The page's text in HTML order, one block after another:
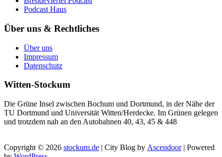
Podcast Haus
Über uns & Rechtliches
Über uns
Impressum
Datenschutz
Witten-Stockum
Die Grüne Insel zwischen Bochum und Dortmund, in der Nähe der
TU Dortmund und Universität Witten/Herdecke. Im Grünen gelegen
und trotzdem nah an den Autobahnen 40, 43, 45 & 448
Copyright © 2026 stockum.de | City Blog by Ascendoor| Powered